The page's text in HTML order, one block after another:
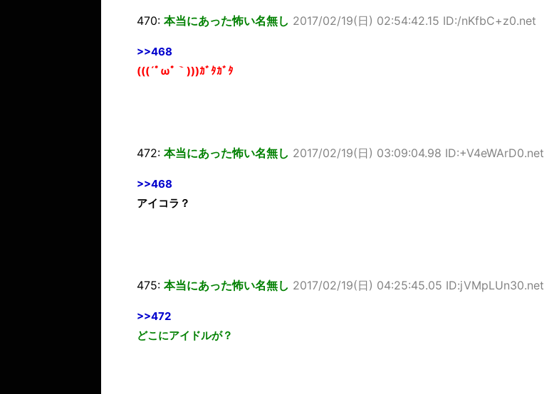
470: 本当にあった怖い名無し 2017/02/19(日) 02:54:42.15 ID:/nKfbC+z0.net
>>468
(((´ﾟωﾟ｀)))ｶﾞﾀｶﾞﾀ
472: 本当にあった怖い名無し 2017/02/19(日) 03:09:04.98 ID:+V4eWArD0.net
>>468
アイコラ？
475: 本当にあった怖い名無し 2017/02/19(日) 04:25:45.05 ID:jVMpLUn30.net
>>472
どこにアイドルが？